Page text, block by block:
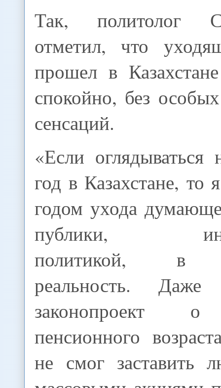
Так, политолог
отметил, что
прошел в
спокойно, без
сенсаций.
«Если
год в Казахстане, то
годом ухода
публики,
политикой, в
реальность. Даже
законопроект
пенсионного
не смог заставить